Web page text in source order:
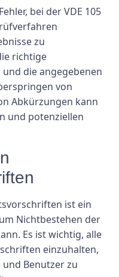
bei der VDE 105
zu
richtige
die angegebenen
von
Abkürzungen kann
und potenziellen
ist ein
Nichtbestehen der
Es ist wichtig, alle
einzuhalten,
Benutzer zu